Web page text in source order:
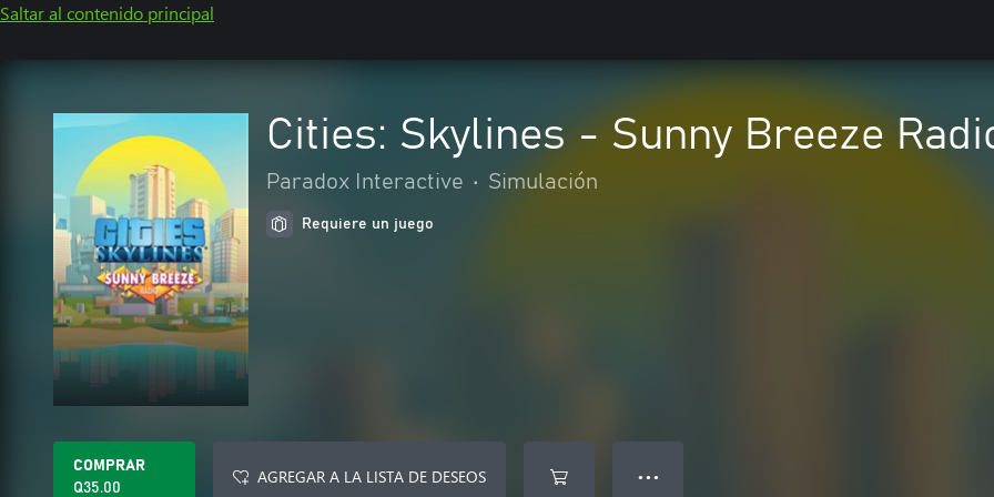
Saltar al contenido principal
Cities: Skylines - Sunny Breeze
Paradox Interactive • Simulación
Requiere un juego
COMPRAR
Q35.00
AGREGAR A LA LISTA DE DESEOS ● ● ●